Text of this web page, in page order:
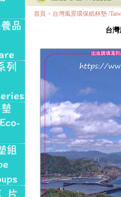
首頁 > 台灣風景環保紙杯墊 /
台灣